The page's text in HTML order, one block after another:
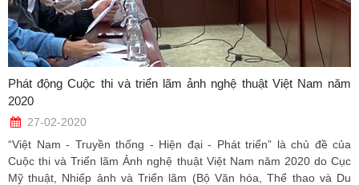
Phát động Cuộc thi và triển lãm ảnh nghệ thuật Việt Nam năm
2020
27-02-2020
“Việt Nam - Truyền thống - Hiện đại - Phát triển” là chủ đề của
Cuộc thi và Triển lãm Ảnh nghệ thuật Việt Nam năm 2020 do Cục
Mỹ thuật, Nhiếp ảnh và Triển lãm (Bộ Văn hóa, Thể thao và Du